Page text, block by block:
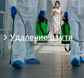
Удаление ртути